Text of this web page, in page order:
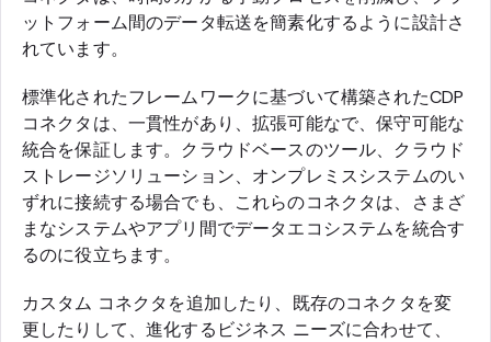
ットフォーム間のデータ転送を簡素化するように設計さ
れています。
標準化されたフレームワークに基づいて構築されたCDP
コネクタは、一貫性があり、拡張可能なで、保守可能な
統合を保証します。クラウドベースのツール、クラウド
ストレージソリューション、オンプレミスシステムのい
ずれに接続する場合でも、これらのコネクタは、さまざ
まなシステムやアプリ間でデータエコシステムを統合す
るのに役立ちます。
カスタム コネクタを追加したり、既存のコネクタを変
更したりして、進化するビジネス ニーズに合わせて、